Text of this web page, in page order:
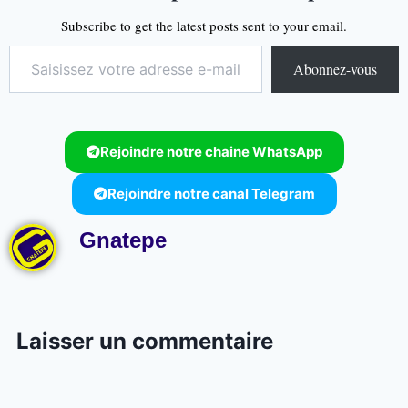
Subscribe to get the latest posts sent to your email.
Abonnez-vous
Rejoindre notre chaine WhatsApp
Rejoindre notre canal Telegram
Gnatepe
Laisser un commentaire